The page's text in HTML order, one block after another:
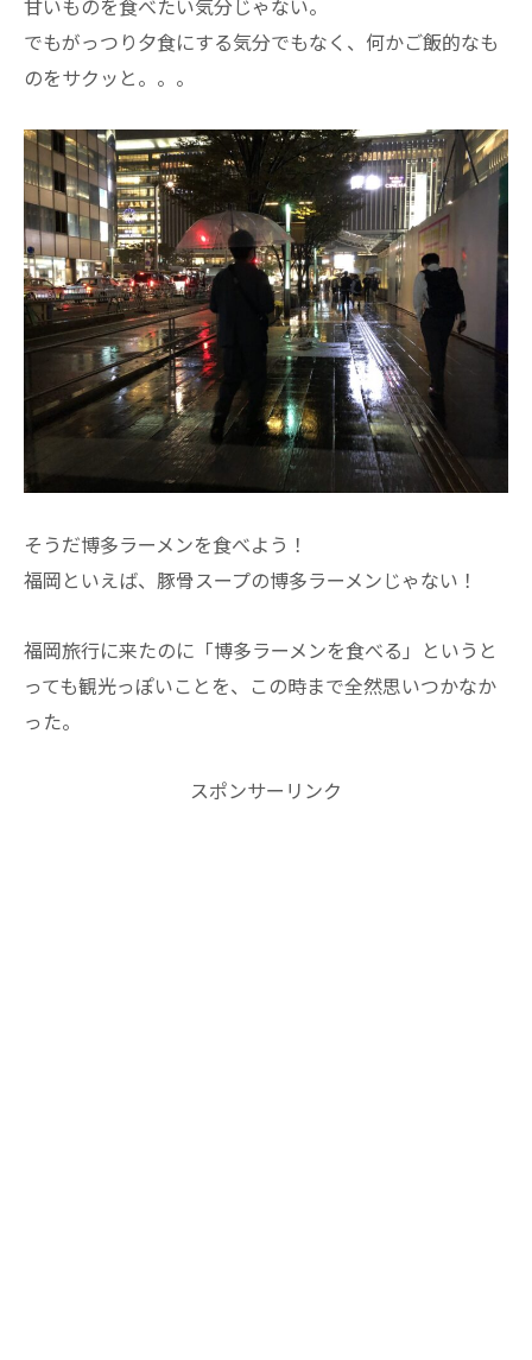
でもがっつり夕食にする気分でもなく、何かご飯的なも
のをサクッと。。。
そうだ博多ラーメンを食べよう！
福岡といえば、豚骨スープの博多ラーメンじゃない！
福岡旅行に来たのに「博多ラーメンを食べる」というと
っても観光っぽいことを、この時まで全然思いつかなか
った。
スポンサーリンク